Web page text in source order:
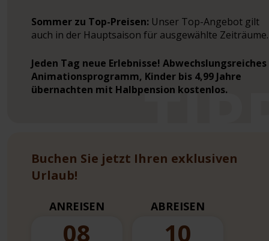
Sommer zu Top-Preisen: Unser Top-Angebot gilt
auch in der Hauptsaison für ausgewählte Zeiträume.
Jeden Tag neue Erlebnisse! Abwechslungsreiches
Animationsprogramm, Kinder bis 4,99 Jahre
übernachten mit Halbpension kostenlos.
Buchen Sie jetzt Ihren exklusiven
Urlaub!
ANREISEN
08
ABREISEN
10